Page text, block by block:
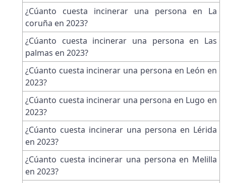
¿Cúanto cuesta incinerar una persona en La
coruña en 2023?
¿Cúanto cuesta incinerar una persona en Las
palmas en 2023?
¿Cúanto cuesta incinerar una persona en León en
2023?
¿Cúanto cuesta incinerar una persona en Lugo en
2023?
¿Cúanto cuesta incinerar una persona en Lérida
en 2023?
¿Cúanto cuesta incinerar una persona en Melilla
en 2023?